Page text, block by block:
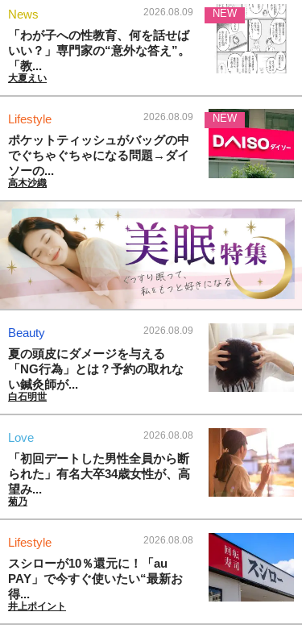
News 2026.08.09
「わが子への性教育、何を話せば
いい？」専門家の“意外な答え”。
「教...
大夏えい
NEW
Lifestyle 2026.08.09
ポケットティッシュがバッグの中
でぐちゃぐちゃになる問題→ダイ
ソーの...
高木沙織
NEW
Beauty 2026.08.09
夏の頭皮にダメージを与える
「NG行為」とは？予約の取れな
い鍼灸師が...
白石明世
Love 2026.08.08
「初回デートした男性全員から断
られた」有名大卒34歳女性が、高
望み...
菊乃
Lifestyle 2026.08.08
スシローが10％還元に！「au
PAY」で今すぐ使いたい“最新お
得...
井上ポイント